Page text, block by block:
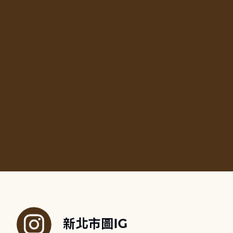
新北市圖IG